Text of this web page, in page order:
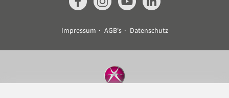
Impressum AGB's Datenschutz